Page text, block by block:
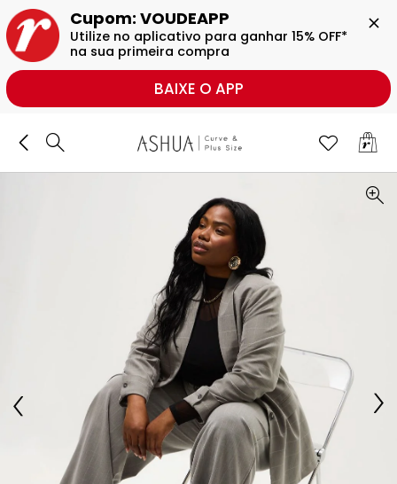
Cupom: VOUDEAPP
Utilize no aplicativo para ganhar 15% OFF*
na sua primeira compra
BAIXE O APP

